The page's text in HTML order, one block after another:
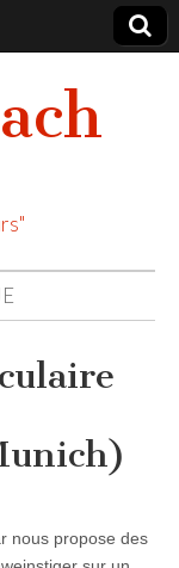
nous propose des